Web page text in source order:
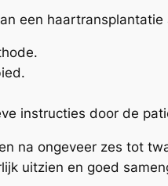
een
instructies door de
na ongeveer zes tot
uitzien en goed